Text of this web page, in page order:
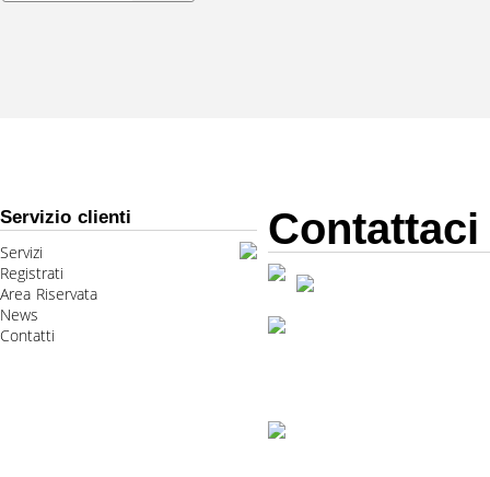
Servizio clienti
Servizi
Registrati
Area Riservata
News
Contatti
Contattaci